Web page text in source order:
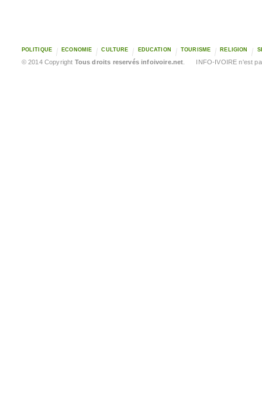
POLITIQUE ECONOMIE CULTURE EDUCATION TOURISME RELIGION
© 2014 Copyright Tous droits reservés infoivoire.net . INFO-IVOIRE n'est